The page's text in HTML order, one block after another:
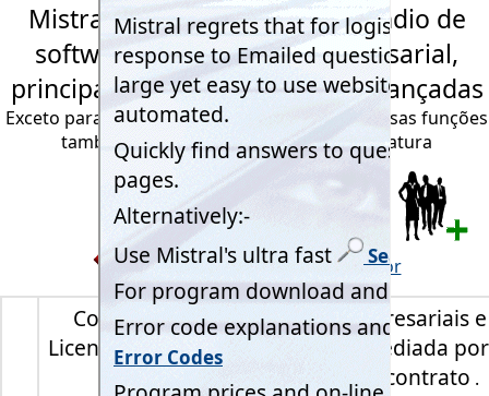
Mistral Expert System Compêndio de
software do programa empresarial,
principais 60 funções básicas avançadas
Exceto para o acesso de múltiplos usuários, essas funções
também se aplicam às licenças de assinatura
Volte para a página anterior
Compêndio de Programas Empresariais
Licença de acesso multiusuário mediada
de contrato .